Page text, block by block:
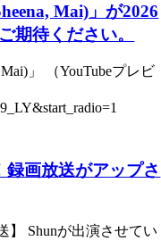
Mai)」が2026
期待ください。
」 （YouTubeプレビ
画放送がアップさ
】 Shunが出演させてい